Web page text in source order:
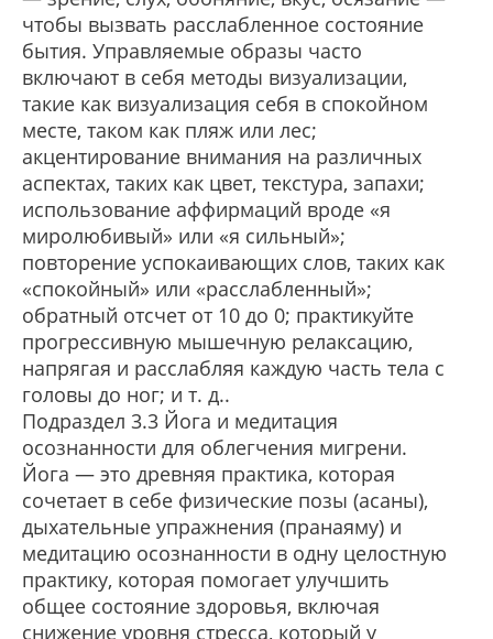
чтобы вызвать расслабленное состояние
бытия. Управляемые образы часто
включают в себя методы визуализации,
такие как визуализация себя в спокойном
месте, таком как пляж или лес;
акцентирование внимания на различных
аспектах, таких как цвет, текстура, запахи;
использование аффирмаций вроде «я
миролюбивый» или «я сильный»;
повторение успокаивающих слов, таких как
«спокойный» или «расслабленный»;
обратный отсчет от 10 до 0; практикуйте
прогрессивную мышечную релаксацию,
напрягая и расслабляя каждую часть тела с
головы до ног; и т. д..
Подраздел 3.3 Йога и медитация
осознанности для облегчения мигрени.
Йога — это древняя практика, которая
сочетает в себе физические позы (асаны),
дыхательные упражнения (пранаяму) и
медитацию осознанности в одну целостную
практику, которая помогает улучшить
общее состояние здоровья, включая
снижение уровня стресса, который у